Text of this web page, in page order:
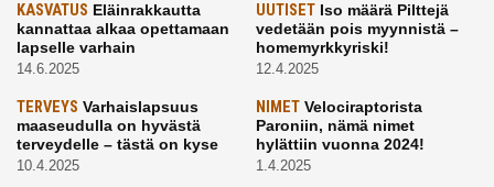
KASVATUS Eläinrakkautta
kannattaa alkaa opettamaan
lapselle varhain
14.6.2025
UUTISETIso määrä Pilttejä
vedetään pois myynnistä –
homemyrkkyriski!
12.4.2025
TERVEYS Varhaislapsuus
maaseudulla on hyvästä
terveydelle – tästä on kyse
10.4.2025
NIMETVelociraptorista
Paroniin, nämä nimet
hylättiin vuonna 2024!
1.4.2025